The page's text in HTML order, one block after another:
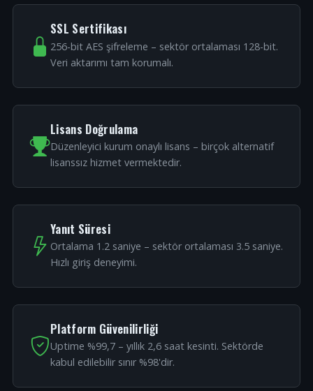
SSL Sertifikası
256-bit AES şifreleme – sektör ortalaması 128-bit.
Veri aktarımı tam korumalı.
Lisans Doğrulama
Düzenleyici kurum onaylı lisans – birçok alternatif
lisanssız hizmet vermektedir.
Yanıt Süresi
Ortalama 1.2 saniye – sektör ortalaması 3.5 saniye.
Hızlı giriş deneyimi.
Platform Güvenilirliği
Uptime %99,7 – yıllık 2,6 saat kesinti. Sektörde
kabul edilebilir sınır %98'dir.